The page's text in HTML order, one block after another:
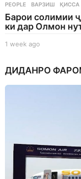
PEOPLE ВАРЗИШ ,ҚИССА
Барои солимии
ки дар Олмон
1 week ago
e
ДИДАНРО